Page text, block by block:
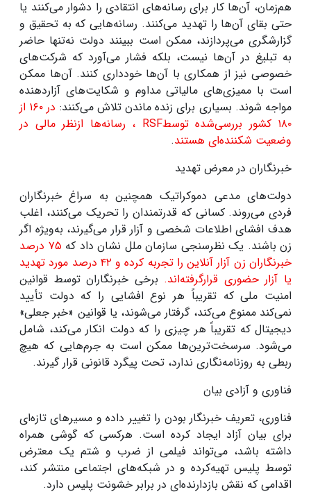
هم‌زمان، آن‌ها کار برای رسانه‌های انتقادی را دشوار می‌کنند یا
حتی بقای آن‌ها را تهدید می‌کنند. رسانه‌هایی که به تحقیق و
گزارشگری می‌پردازند، ممکن است ببینند دولت نه‌تنها حاضر
به تبلیغ در آن‌ها نیست، بلکه فشار می‌آورد که شرکت‌های
خصوصی نیز از همکاری با آن‌ها خودداری کنند. آن‌ها ممکن
است با ممیزی‌های مالیاتی مداوم و شکایت‌های آزاردهنده
مواجه شوند. بسیاری برای زنده ماندن تلاش می‌کنند: در ۱۶۰ از
۱۸۰ کشور بررسی‌شده توسطRSF ، رسانه‌ها ازنظر مالی در
وضعیت شکننده‌ای هستند.
خبرنگاران در معرض تهدید
دولت‌های مدعی دموکراتیک همچنین به سراغ خبرنگاران
فردی می‌روند. کسانی که قدرتمندان را تحریک می‌کنند، اغلب
هدف افشای اطلاعات شخصی و آزار قرار می‌گیرند، به‌ویژه اگر
زن باشند. یک نظرسنجی سازمان ملل نشان داد که ۷۵ درصد
خبرنگاران زن آزار آنلاین را تجربه کرده و ۴۲ درصد مورد تهدید
یا آزار حضوری قرارگرفته‌اند. برخی خبرنگاران توسط قوانین
امنیت ملی که تقریباً هر نوع افشایی را که دولت تأیید
نمی‌کند ممنوع می‌کند، گرفتار می‌شوند، یا قوانین «خبر جعلی»
دیجیتال که تقریباً هر چیزی را که دولت انکار می‌کند، شامل
می‌شود. سرسخت‌ترین‌ها ممکن است به جرم‌هایی که هیچ
ربطی به روزنامه‌نگاری ندارد، تحت پیگرد قانونی قرار گیرند.
فناوری و آزادی بیان
فناوری، تعریف خبرنگار بودن را تغییر داده و مسیرهای تازه‌ای
برای بیان آزاد ایجاد کرده است. هرکسی که گوشی همراه
داشته باشد، می‌تواند فیلمی از ضرب و شتم یک معترض
توسط پلیس تهیه‌کرده و در شبکه‌های اجتماعی منتشر کند،
اقدامی که نقش بازدارنده‌ای در برابر خشونت پلیس دارد.